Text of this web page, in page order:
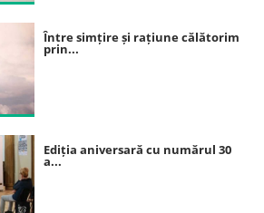
Între simțire și rațiune călătorim
prin...
Ediția aniversară cu numărul 30
a...